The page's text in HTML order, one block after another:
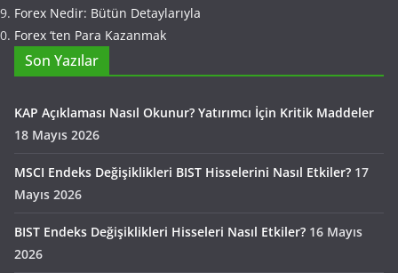
Forex Nedir: Bütün Detaylarıyla
Forex ‘ten Para Kazanmak
Son Yazılar
KAP Açıklaması Nasıl Okunur? Yatırımcı İçin Kritik Maddeler
18 Mayıs 2026
MSCI Endeks Değişiklikleri BIST Hisselerini Nasıl Etkiler? 17
Mayıs 2026
BIST Endeks Değişiklikleri Hisseleri Nasıl Etkiler? 16 Mayıs
2026